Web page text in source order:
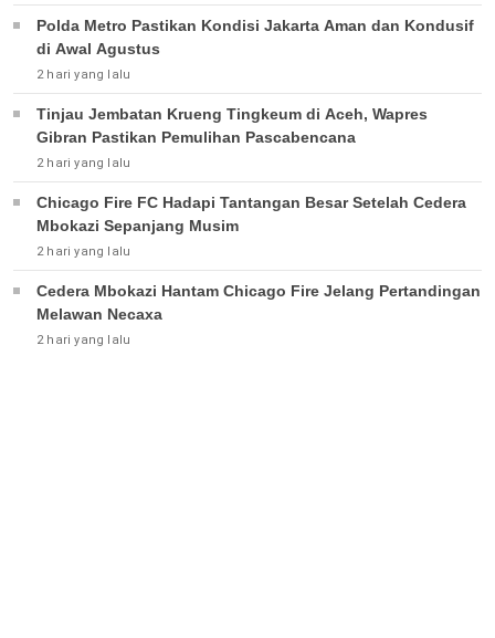
Polda Metro Pastikan Kondisi Jakarta Aman dan Kondusif
di Awal Agustus
2 hari yang lalu
Tinjau Jembatan Krueng Tingkeum di Aceh, Wapres
Gibran Pastikan Pemulihan Pascabencana
2 hari yang lalu
Chicago Fire FC Hadapi Tantangan Besar Setelah Cedera
Mbokazi Sepanjang Musim
2 hari yang lalu
Cedera Mbokazi Hantam Chicago Fire Jelang Pertandingan
Melawan Necaxa
2 hari yang lalu